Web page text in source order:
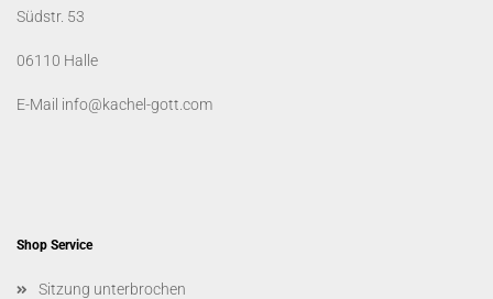
Südstr. 53
06110 Halle
E-Mail info@kachel-gott.com
Shop Service
Sitzung unterbrochen